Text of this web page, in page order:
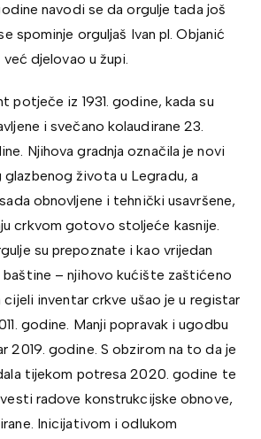
navodi se da orgulje tada još
spominje orguljaš Ivan pl. Objanić
djelovao u župi.
potječe iz 1931. godine, kada su
i svečano kolaudirane 23.
Njihova gradnja označila je novi
života u Legradu, a
obnovljene i tehnički usavršene,
crkvom gotovo stoljeće kasnije.
su prepoznate i kao vrijedan
baštine – njihovo kućište zaštićeno
inventar crkve ušao je u registar
godine. Manji popravak i ugodbu
2019. godine. S obzirom na to da je
tijekom potresa 2020. godine te
radove konstrukcijske obnove,
Inicijativom i odlukom